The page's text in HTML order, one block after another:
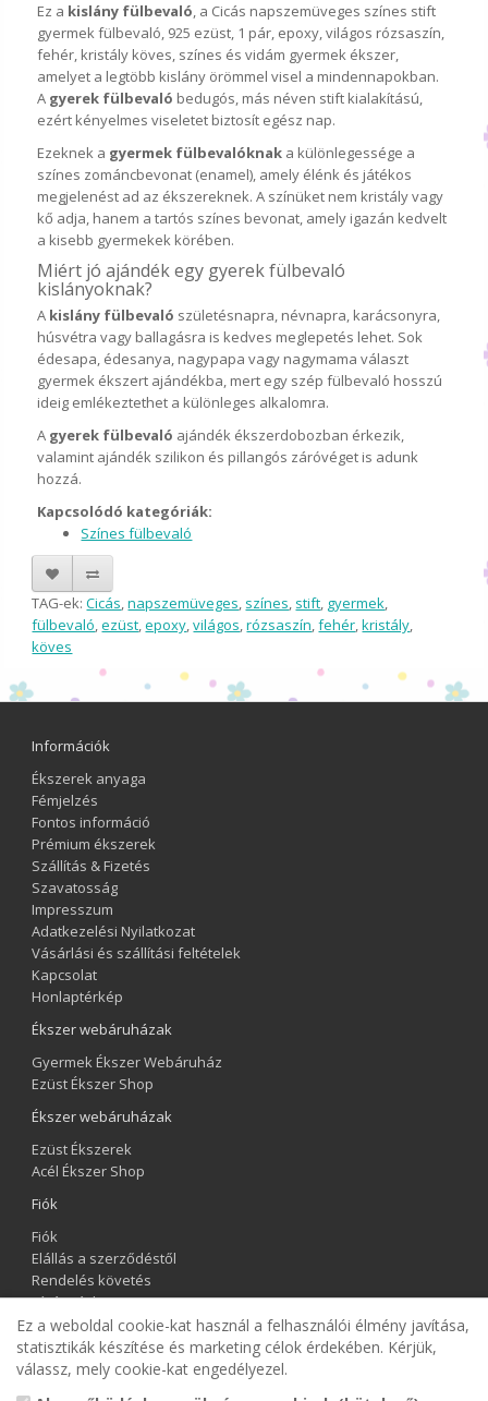
Ez a kislány fülbevaló, a Cicás napszemüveges színes stift
gyermek fülbevaló, 925 ezüst, 1 pár, epoxy, világos rózsaszín,
fehér, kristály köves, színes és vidám gyermek ékszer,
amelyet a legtöbb kislány örömmel visel a mindennapokban.
A gyerek fülbevaló bedugós, más néven stift kialakítású,
ezért kényelmes viseletet biztosít egész nap.
Ezeknek a gyermek fülbevalóknak a különlegessége a
színes zománcbevonat (enamel), amely élénk és játékos
megjelenést ad az ékszereknek. A színüket nem kristály vagy
kő adja, hanem a tartós színes bevonat, amely igazán kedvelt
a kisebb gyermekek körében.
Miért jó ajándék egy gyerek fülbevaló
kislányoknak?
A kislány fülbevaló születésnapra, névnapra, karácsonyra,
húsvétra vagy ballagásra is kedves meglepetés lehet. Sok
édesapa, édesanya, nagypapa vagy nagymama választ
gyermek ékszert ajándékba, mert egy szép fülbevaló hosszú
ideig emlékeztethet a különleges alkalomra.
A gyerek fülbevaló ajándék ékszerdobozban érkezik,
valamint ajándék szilikon és pillangós záróvéget is adunk
hozzá.
Kapcsolódó kategóriák:
Színes fülbevaló
TAG-ek:Cicás,napszemüveges, színes, stift, gyermek,
fülbevaló,ezüst,epoxy,világos,rózsaszín,fehér,kristály,
köves
Információk
Ékszerek anyaga
Fémjelzés
Fontos információ
Prémium ékszerek
Szállítás & Fizetés
Szavatosság
Impresszum
Adatkezelési Nyilatkozat
Vásárlási és szállítási feltételek
Kapcsolat
Honlaptérkép
Ékszer webáruházak
Gyermek Ékszer Webáruház
Ezüst Ékszer Shop
Ékszer webáruházak
Ezüst Ékszerek
Acél Ékszer Shop
Fiók
Fiók
Elállás a szerződéstől
Rendelés követés
Kívánságlista
Hírlevél
Gyermek Ékszer Shop
Ez a weboldal cookie-kat használ a felhasználói élmény javítása,
statisztikák készítése és marketing célok érdekében. Kérjük,
válassz, mely cookie-kat engedélyezel.